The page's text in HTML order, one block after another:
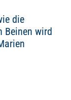
die
Beinen wird